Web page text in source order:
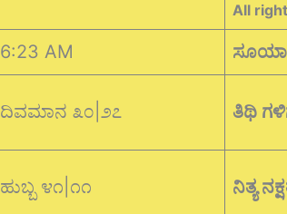
All
6:23 AM
ದಿವಮಾನ ೩೦|೨೭ ತಿಥಿ
ಹುಬ್ಬ ೪೧|೧೧ ನಿತ್ಯ